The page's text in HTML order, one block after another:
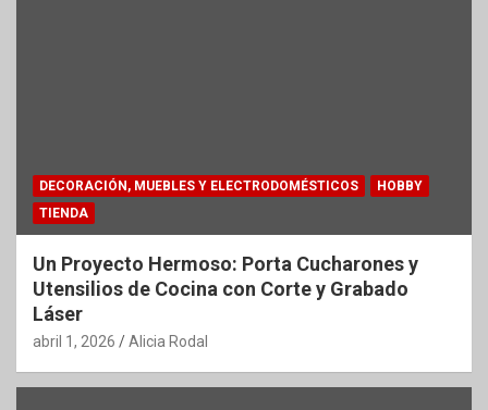
DECORACIÓN, MUEBLES Y ELECTRODOMÉSTICOS
HOBBY
TIENDA
Un Proyecto Hermoso: Porta Cucharones y
Utensilios de Cocina con Corte y Grabado
Láser
abril 1, 2026 Alicia Rodal